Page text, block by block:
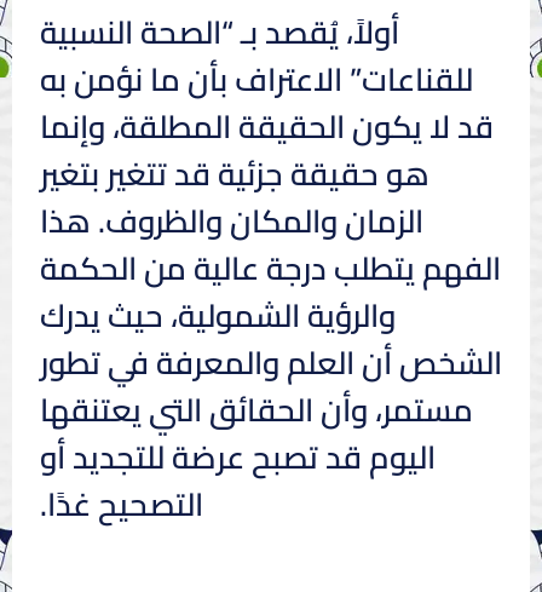
أولاً، يُقصد بـ “الصحة النسبية
للقناعات” الاعتراف بأن ما نؤمن به
قد لا يكون الحقيقة المطلقة، وإنما
هو حقيقة جزئية قد تتغير بتغير
الزمان والمكان والظروف. هذا
الفهم يتطلب درجة عالية من الحكمة
والرؤية الشمولية، حيث يدرك
الشخص أن العلم والمعرفة في تطور
مستمر، وأن الحقائق التي يعتنقها
اليوم قد تصبح عرضة للتجديد أو
التصحيح غدًا.